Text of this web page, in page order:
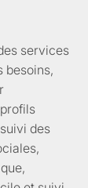
services
besoins,
des